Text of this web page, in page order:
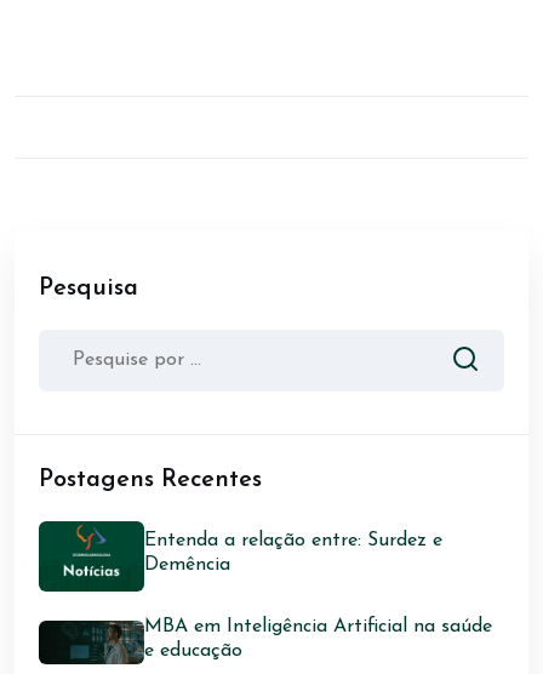
Pesquisa
Postagens Recentes
Entenda a relação entre: Surdez e
Demência
MBA em Inteligência Artificial na saúde
e educação